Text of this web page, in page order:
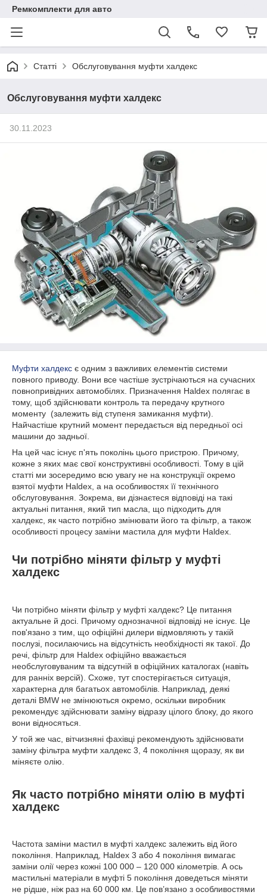
Ремкомплекти для авто
Статті Обслуговування муфти халдекс
Обслуговування муфти халдекс
30.11.2023
Муфти халдекс є одним з важливих елементів системи
повного приводу. Вони все частіше зустрічаються на сучасних
повнопривідних автомобілях. Призначення Haldex полягає в
тому, щоб здійснювати контроль та передачу крутного
моменту (залежить від ступеня замикання муфти).
Найчастіше крутний момент передається від передньої осі
машини до задньої.
На цей час існує п'ять поколінь цього пристрою. Причому,
кожне з яких має свої конструктивні особливості. Тому в цій
статті ми зосередимо всю увагу не на конструкції окремо
взятої муфти Haldex, а на особливостях її технічного
обслуговування. Зокрема, ви дізнаєтеся відповіді на такі
актуальні питання, який тип масла, що підходить для
халдекс, як часто потрібно змінювати його та фільтр, а також
особливості процесу заміни мастила для муфти Haldex.
Чи потрібно міняти фільтр у муфті
халдекс
Чи потрібно міняти фільтр у муфті халдекс? Це питання
актуальне й досі. Причому однозначної відповіді не існує. Це
пов'язано з тим, що офіційні дилери відмовляють у такій
послузі, посилаючись на відсутність необхідності як такої. До
речі, фільтр для Haldex офіційно вважається
необслуговуваним та відсутній в офіційних каталогах (навіть
для ранніх версій). Схоже, тут спостерігається ситуація,
характерна для багатьох автомобілів. Наприклад, деякі
деталі BMW не змінюються окремо, оскільки виробник
рекомендує здійснювати заміну відразу цілого блоку, до якого
вони відносяться.
У той же час, вітчизняні фахівці рекомендують здійснювати
заміну фільтра муфти халдекс 3, 4 покоління щоразу, як ви
міняєте олію.
Як часто потрібно міняти олію в муфті
халдекс
Частота заміни мастил в муфті халдекс залежить від його
покоління. Наприклад, Haldex 3 або 4 покоління вимагає
заміни олії через кожні 100 000 – 120 000 кілометрів. А ось
мастильні матеріали в муфті 5 покоління доведеться міняти
не рідше, ніж раз на 60 000 км. Це пов’язано з особливостями